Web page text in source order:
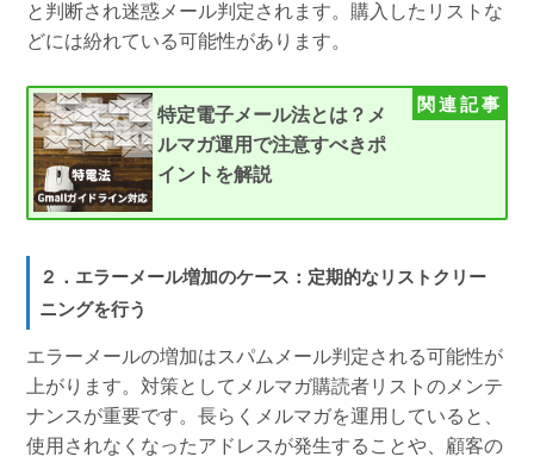
と判断され迷惑メール判定されます。購入したリストな
どには紛れている可能性があります。
特定電子メール法とは？メ
ルマガ運用で注意すべきポ
イントを解説
２．エラーメール増加のケース：定期的なリストクリー
ニングを行う
エラーメールの増加はスパムメール判定される可能性が
上がります。対策としてメルマガ購読者リストのメンテ
ナンスが重要です。長らくメルマガを運用していると、
使用されなくなったアドレスが発生することや、顧客の